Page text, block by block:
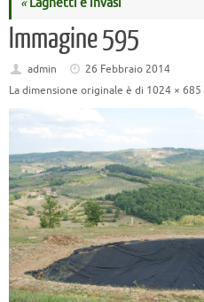
«Laghetti e invasi
Immagine 595
admin
26 Febbraio 2014
La dimensione originale è di 1024 × 685